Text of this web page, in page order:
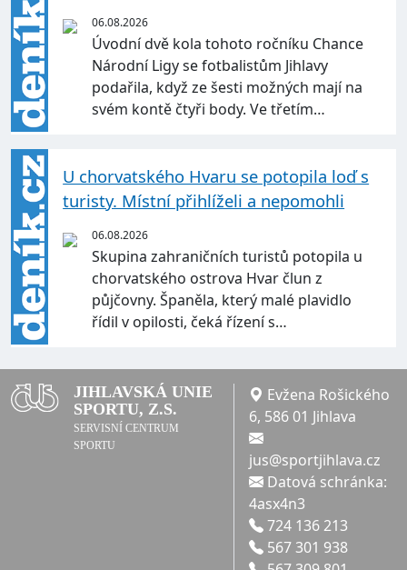
06.08.2026
Úvodní dvě kola tohoto ročníku Chance
Národní Ligy se fotbalistům Jihlavy
podařila, když ze šesti možných mají na
svém kontě čtyři body. Ve třetím…
U chorvatského Hvaru se potopila loď s
turisty. Místní přihlíželi a nepomohli
06.08.2026
Skupina zahraničních turistů potopila u
chorvatského ostrova Hvar člun z
půjčovny. Španěla, který malé plavidlo
řídil v opilosti, čeká řízení s…
JIHLAVSKÁ UNIE
SPORTU, Z.S.
SERVISNÍ CENTRUM
SPORTU
Evžena Rošického
6, 586 01 Jihlava
jus@sportjihlava.cz
Datová schránka:
4asx4n3
724 136 213
567 301 938